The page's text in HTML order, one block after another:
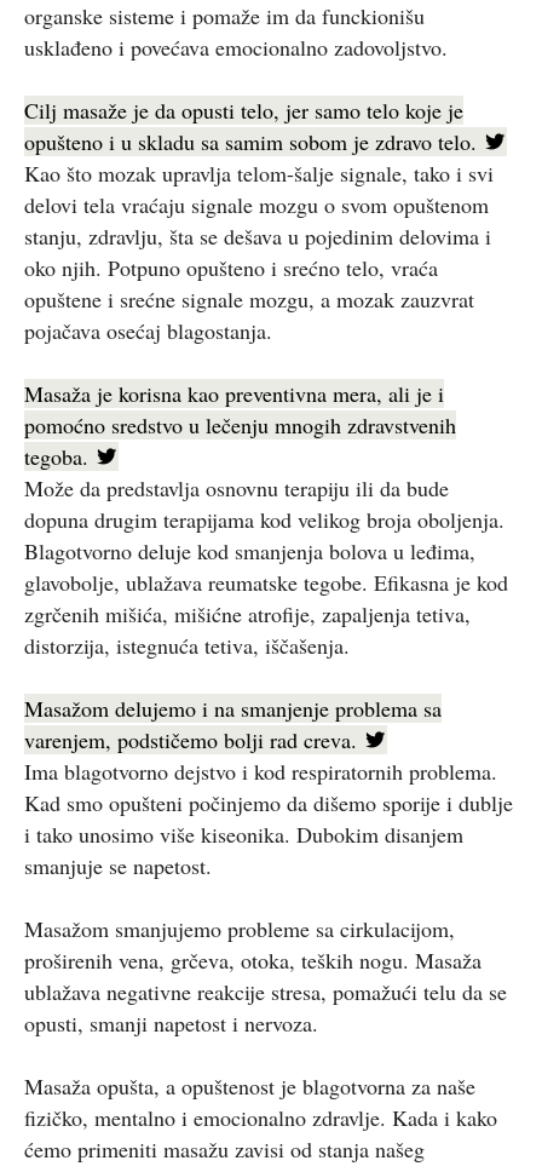
organske sisteme i pomaže im da funckionišu
usklađeno i povećava emocionalno zadovoljstvo.
Cilj masaže je da opusti telo, jer samo telo koje je
opušteno i u skladu sa samim sobom je zdravo telo.
Kao što mozak upravlja telom-šalje signale, tako i svi
delovi tela vraćaju signale mozgu o svom opuštenom
stanju, zdravlju, šta se dešava u pojedinim delovima i
oko njih. Potpuno opušteno i srećno telo, vraća
opuštene i srećne signale mozgu, a mozak zauzvrat
pojačava osećaj blagostanja.
Masaža je korisna kao preventivna mera, ali je i
pomoćno sredstvo u lečenju mnogih zdravstvenih
tegoba.
Može da predstavlja osnovnu terapiju ili da bude
dopuna drugim terapijama kod velikog broja oboljenja.
Blagotvorno deluje kod smanjenja bolova u leđima,
glavobolje, ublažava reumatske tegobe. Efikasna je kod
zgrčenih mišića, mišićne atrofije, zapaljenja tetiva,
distorzija, istegnuća tetiva, iščašenja.
Masažom delujemo i na smanjenje problema sa
varenjem, podstičemo bolji rad creva.
Ima blagotvorno dejstvo i kod respiratornih problema.
Kad smo opušteni počinjemo da dišemo sporije i dublje
i tako unosimo više kiseonika. Dubokim disanjem
smanjuje se napetost.
Masažom smanjujemo probleme sa cirkulacijom,
proširenih vena, grčeva, otoka, teških nogu. Masaža
ublažava negativne reakcije stresa, pomažući telu da se
opusti, smanji napetost i nervoza.
Masaža opušta, a opuštenost je blagotvorna za naše
fizičko, mentalno i emocionalno zdravlje. Kada i kako
ćemo primeniti masažu zavisi od stanja našeg